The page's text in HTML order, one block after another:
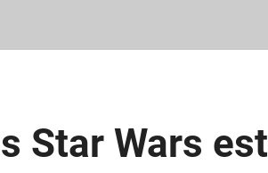
Star Wars est